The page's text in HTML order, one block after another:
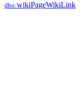
dbo:wikiPageWikiLink